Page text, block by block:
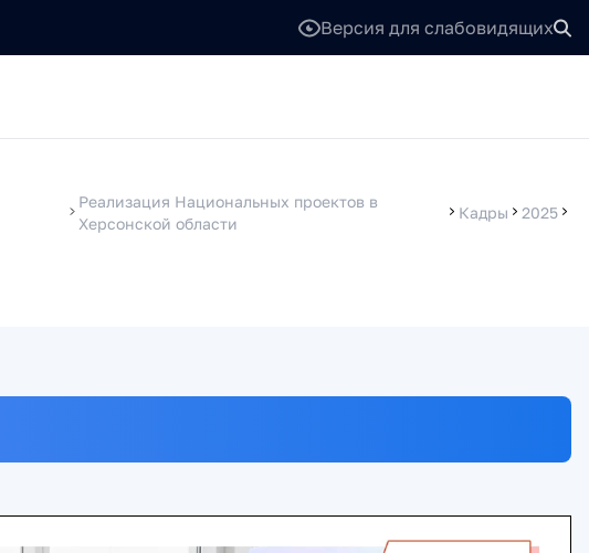
Версия для слабовидящих
Реализация Национальных проектов в
Херсонской области
Кадры 2025